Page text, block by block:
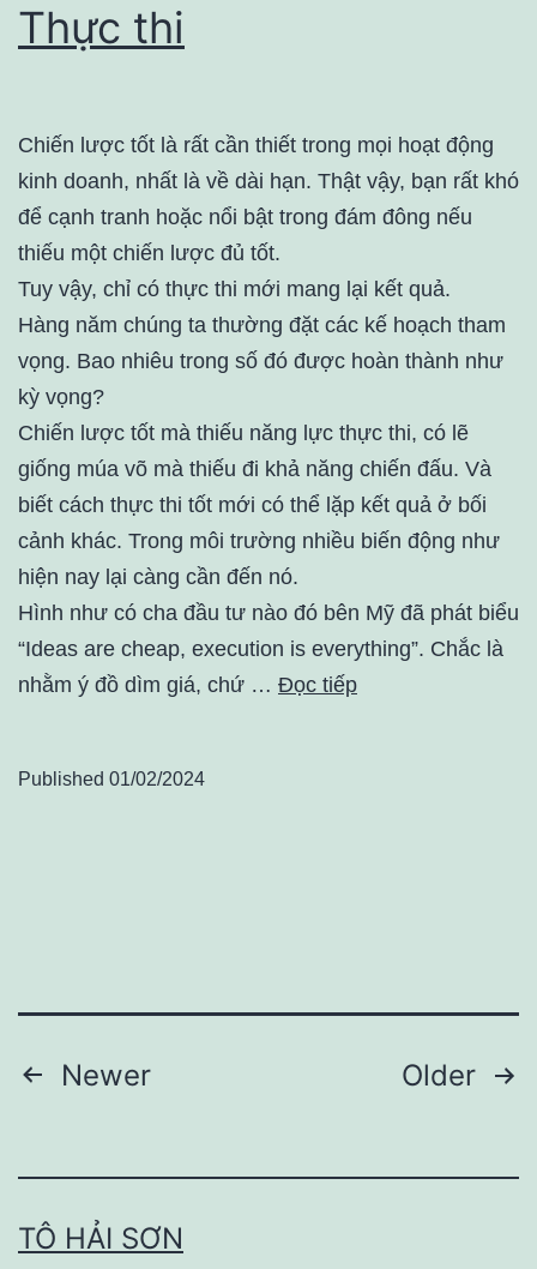
Thực thi
Chiến lược tốt là rất cần thiết trong mọi hoạt động
kinh doanh, nhất là về dài hạn. Thật vậy, bạn rất khó
để cạnh tranh hoặc nổi bật trong đám đông nếu
thiếu một chiến lược đủ tốt.
Tuy vậy, chỉ có thực thi mới mang lại kết quả.
Hàng năm chúng ta thường đặt các kế hoạch tham
vọng. Bao nhiêu trong số đó được hoàn thành như
kỳ vọng?
Chiến lược tốt mà thiếu năng lực thực thi, có lẽ
giống múa võ mà thiếu đi khả năng chiến đấu. Và
biết cách thực thi tốt mới có thể lặp kết quả ở bối
cảnh khác. Trong môi trường nhiều biến động như
hiện nay lại càng cần đến nó.
Hình như có cha đầu tư nào đó bên Mỹ đã phát biểu
“Ideas are cheap, execution is everything”. Chắc là
nhằm ý đồ dìm giá, chứ … Đọc tiếp
Published 01/02/2024
Điều
bài
viết
Newer Older
TÔ HẢI SƠN